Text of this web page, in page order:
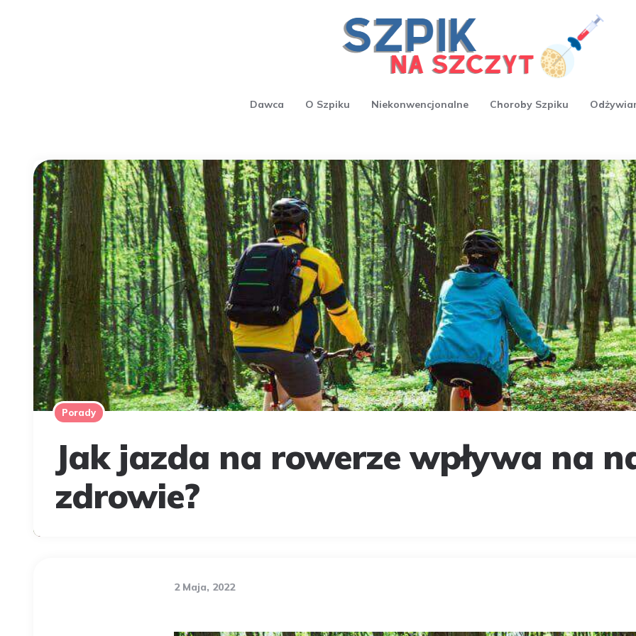
Dawca O Szpiku Niekonwencjonalne Choroby Szpiku
Porady
Jak jazda na rowerze wpływa na
zdrowie?
2 Maja, 2022